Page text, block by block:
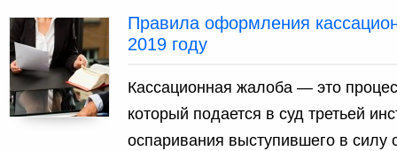
Правила оформления
2019 году
Кассационная жалоба — это
который подается в суд третьей
оспаривания выступившего в силу